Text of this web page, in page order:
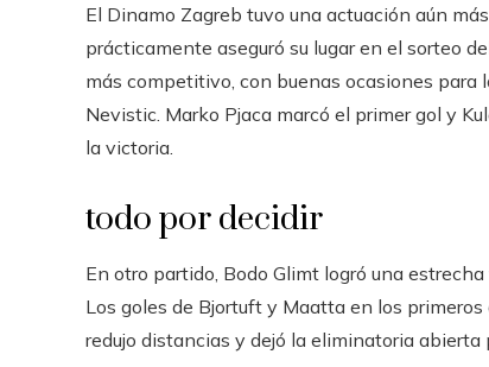
El Dinamo Zagreb tuvo una actuación aún
prácticamente aseguró su lugar en el sorteo
más competitivo, con buenas ocasiones
Nevistic. Marko Pjaca marcó el primer gol y
la victoria.
todo por decidir
En otro partido, Bodo Glimt logró una
Los goles de Bjortuft y Maatta en los
redujo distancias y dejó la eliminatoria abierta